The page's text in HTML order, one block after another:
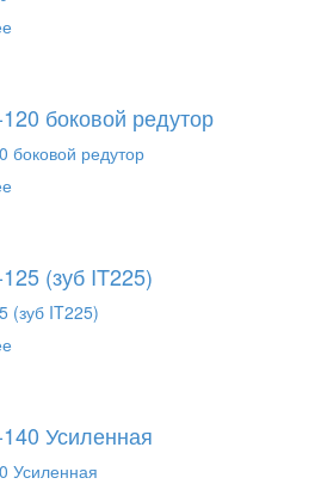
боковой редутор
(зуб IT225)
Усиленная